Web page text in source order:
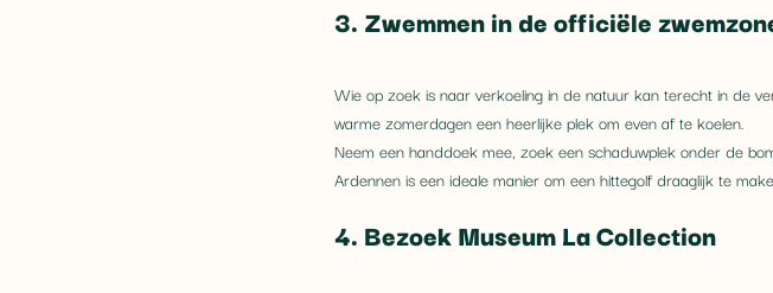
3. Zwemmen in de officiële
Wie op zoek is naar verkoeling in de natuur kan terecht in de
warme zomerdagen een heerlijke plek om even af te koelen.
Neem een handdoek mee, zoek een schaduwplek onder de
Ardennen is een ideale manier om een hittegolf draaglijk te
4. Bezoek Museum La Collection